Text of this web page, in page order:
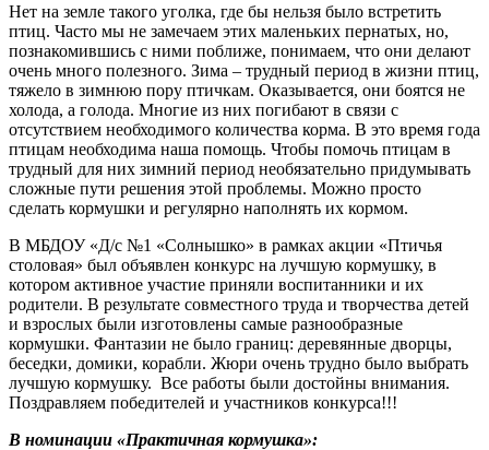
Нет на земле такого уголка, где бы нельзя было встретить
птиц. Часто мы не замечаем этих маленьких пернатых, но,
познакомившись с ними поближе, понимаем, что они делают
очень много полезного. Зима – трудный период в жизни птиц,
тяжело в зимнюю пору птичкам. Оказывается, они боятся не
холода, а голода. Многие из них погибают в связи с
отсутствием необходимого количества корма. В это время года
птицам необходима наша помощь. Чтобы помочь птицам в
трудный для них зимний период необязательно придумывать
сложные пути решения этой проблемы. Можно просто
сделать кормушки и регулярно наполнять их кормом.
В МБДОУ «Д/с №1 «Солнышко» в рамках акции «Птичья
столовая» был объявлен конкурс на лучшую кормушку, в
котором активное участие приняли воспитанники и их
родители. В результате совместного труда и творчества детей
и взрослых были изготовлены самые разнообразные
кормушки. Фантазии не было границ: деревянные дворцы,
беседки, домики, корабли. Жюри очень трудно было выбрать
лучшую кормушку. Все работы были достойны внимания.
Поздравляем победителей и участников конкурса!!!
В номинации «Практичная кормушка»: